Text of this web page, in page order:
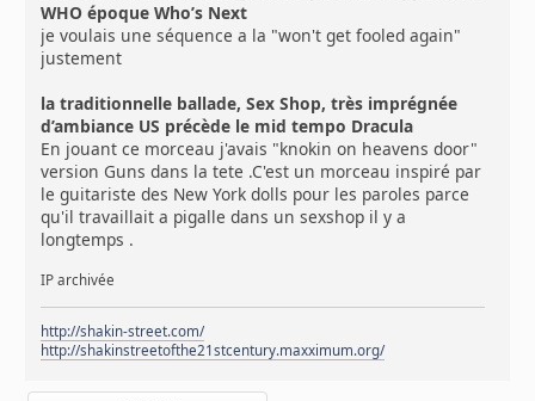
WHO époque Who’s Next
je voulais une séquence a la "won't get fooled again"
justement
la traditionnelle ballade, Sex Shop, très imprégnée
d’ambiance US précède le mid tempo Dracula
En jouant ce morceau j'avais "knokin on heavens door"
version Guns dans la tete .C'est un morceau inspiré par
le guitariste des New York dolls pour les paroles parce
qu'il travaillait a pigalle dans un sexshop il y a
longtemps .
IP archivée
http://shakin-street.com/
http://shakinstreetofthe21stcentury.maxximum.org/